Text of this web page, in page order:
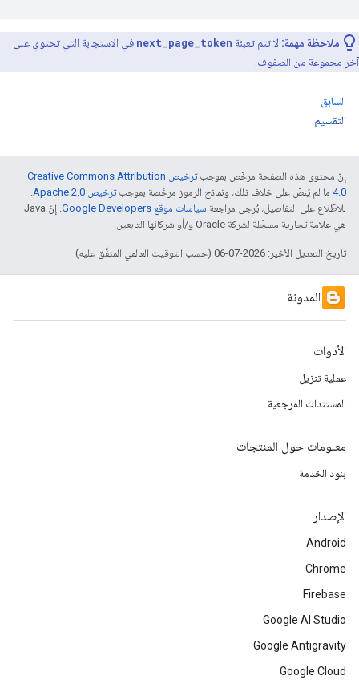
ملاحظة مهمة: لا تتم تعبئة next_page_token في الاستجابة التي تحتوي على
آخر مجموعة من الصفوف.
السابق
التقسيم
إنّ محتوى هذه الصفحة مرخّص بموجب
ترخيص Creative Commons Attribution
4.0‏ ما لم يُنصّ على خلاف ذلك، ونماذج الرموز مرخّصة بموجبترخيص Apache 2.0‏
.
للاطّلاع على التفاصيل، يُرجى مراجعة سياسات موقع Google Developers‏
. إنّ Java
هي علامة تجارية مسجَّلة لشركة Oracle و/أو شركائها التابعين.
تاريخ التعديل الأخير: 2026-07-06 (حسب التوقيت العالمي المتفَّق عليه)
المدونة
الأدوات
عملية تنزيل
المستندات المرجعية
معلومات حول المنتجات
بنود الخدمة
الإصدار
Android
Chrome
Firebase
Google AI Studio
Google Antigravity
Google Cloud